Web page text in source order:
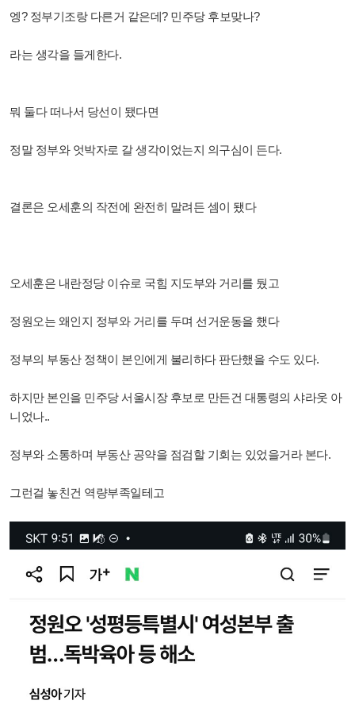
엥? 정부기조랑 다른거 같은데? 민주당 후보맞나?
라는 생각을 들게한다.
뭐 둘다 떠나서 당선이 됐다면
정말 정부와 엇박자로 갈 생각이었는지 의구심이 든다.
결론은 오세훈의 작전에 완전히 말려든 셈이 됐다
오세훈은 내란정당 이슈로 국힘 지도부와 거리를 뒀고
정원오는 왜인지 정부와 거리를 두며 선거운동을 했다
정부의 부동산 정책이 본인에게 불리하다 판단했을 수도 있다.
하지만 본인을 민주당 서울시장 후보로 만든건 대통령의 샤라웃 아
니었나..
정부와 소통하며 부동산 공약을 점검할 기회는 있었을거라 본다.
그런걸 놓친건 역량부족일테고